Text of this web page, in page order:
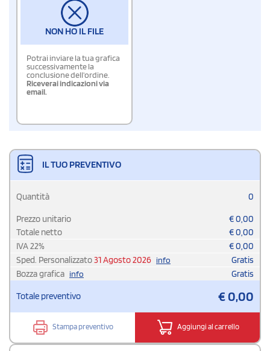
NON HO IL FILE
Potrai inviare la tua grafica
successivamente la
conclusione dell'ordine.
Riceverai indicazioni via
email.
IL TUO PREVENTIVO
Quantità 0
Prezzo unitario €0,00
Totale netto
€0,00
IVA22% €0,00
Sped. Personalizzato31 Agosto 2026 info
Gratis
Bozza grafica info Gratis
Totale preventivo €0,00
Stampa preventivo Aggiungi al carrello